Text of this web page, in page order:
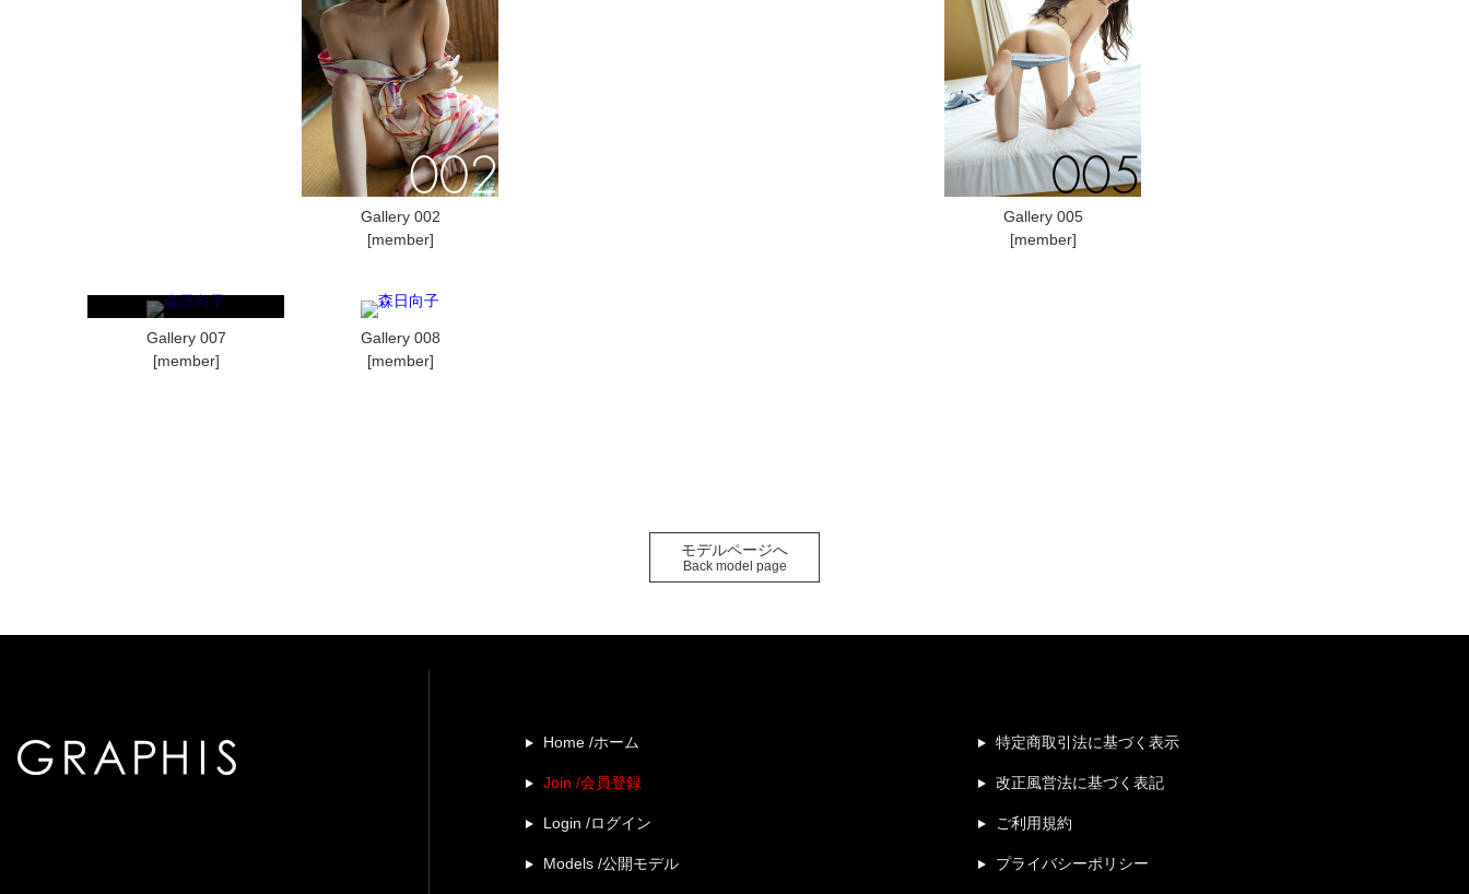
Gallery 002
[member]
Gallery 005
[member]
Gallery 007
[member]
Gallery 008
[member]
モデルページへ
Back model page
Home /ホーム
Join /会員登録
Login /ログイン
Models /公開モデル
特定商取引法に基づく表示
改正風営法に基づく表記
ご利用規約
プライバシーポリシー